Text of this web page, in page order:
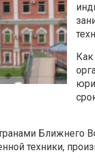
Ближнего
техники,